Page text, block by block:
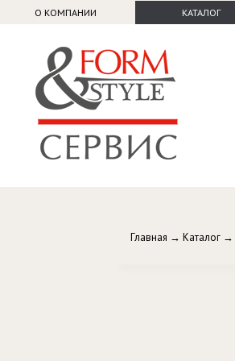
О КОМПАНИИ КАТАЛОГ
Главная → Каталог →